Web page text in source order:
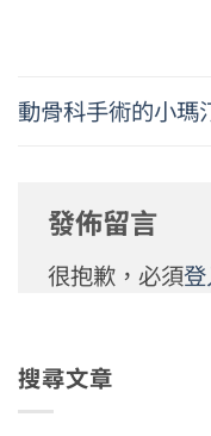
動骨科手術的小瑪
發佈留言
很抱歉，必須
搜尋文章